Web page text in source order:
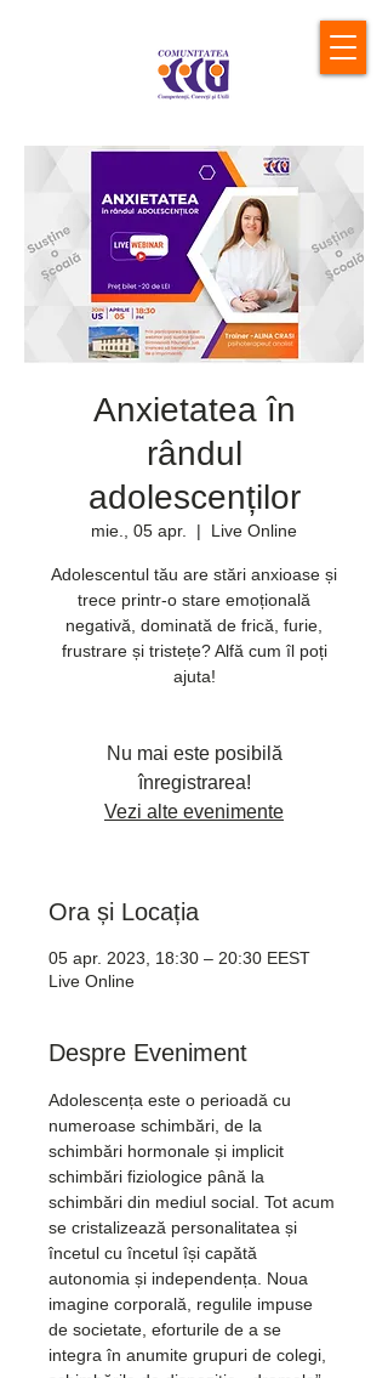
Anxietatea în
rândul
adolescenților
mie., 05 apr.
  |
Live Online
Adolescentul tău are stări anxioase și
trece printr-o stare emoțională
negativă, dominată de frică, furie,
frustrare și tristețe? Alfă cum îl poți
ajuta!
Nu mai este posibilă
înregistrarea!
Vezi alte evenimente
Ora și Locația
05 apr. 2023, 18:30 – 20:30 EEST
Live Online
Despre Eveniment
Adolescența este o perioadă cu
numeroase schimbări, de la
schimbări hormonale și implicit
schimbări fiziologice până la
schimbări din mediul social. Tot acum
se cristalizează personalitatea și
încetul cu încetul își capătă
autonomia și independența. Noua
imagine corporală, regulile impuse
de societate, eforturile de a se
integra în anumite grupuri de colegi,